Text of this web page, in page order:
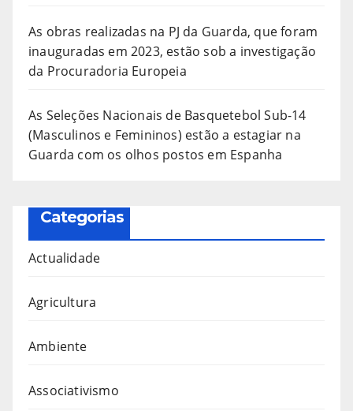
As obras realizadas na PJ da Guarda, que foram
inauguradas em 2023, estão sob a investigação
da Procuradoria Europeia
As Seleções Nacionais de Basquetebol Sub-14
(Masculinos e Femininos) estão a estagiar na
Guarda com os olhos postos em Espanha
Categorias
Actualidade
Agricultura
Ambiente
Associativismo